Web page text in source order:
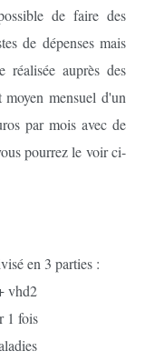
de faire des
de dépenses mais
réalisée auprès des
mensuel d'un
par mois avec de
pourrez le voir ci-
en 3 parties :
vhd2
1 fois